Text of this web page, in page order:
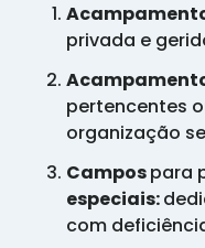
privada e
pertencentes
organização
Campospara
especiais:
com